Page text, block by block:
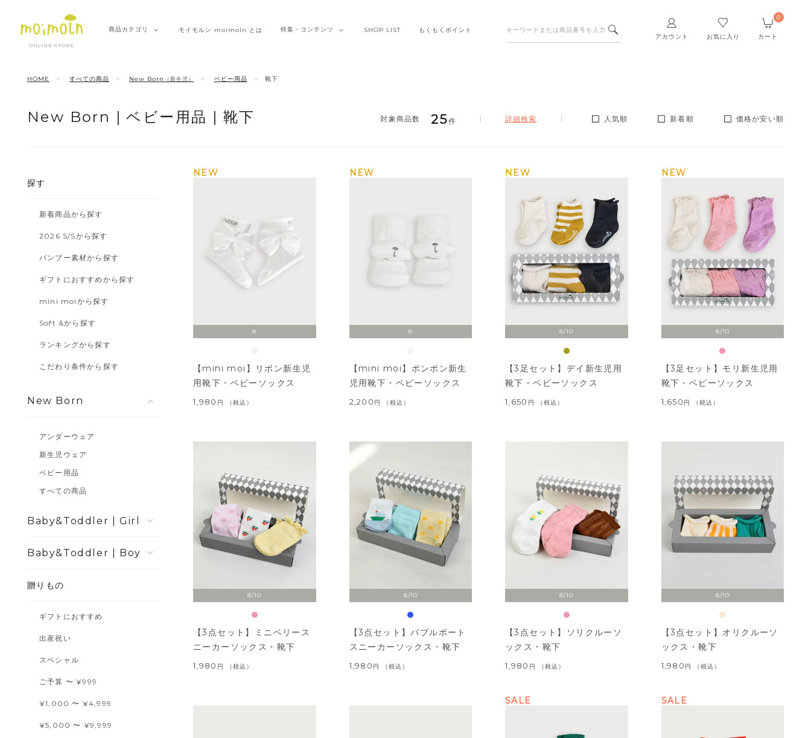
ONLINE STORE
アカウント お気に入り カート
0
商品カテゴリ モイモルン moimoln とは 特集・ コンテンツ SHOP LIST もくもくポイント
HOME すべての商品 New Born （新生児） ベビー用品 靴下
人気順 新着順 価格が安い順
25件 詳細検索
New Born |ベビー用品 | 靴下
探す
新着商品から探す
2026 S/Sから探す
バンブー素材から探す
ギフトにおすすめから探す
mini moiから探す
Soft &から探す
ランキングから探す
こだわり条件から探す
New Born
アンダーウェア
新生児ウェア
ベビー用品
すべての商品
Girl
Boy
贈りもの
ギフトにおすすめ
出産祝い
スペシャル
ご予算 〜 ¥999
¥1,000 〜 ¥4,999
¥5,000 〜 ¥9,999
8
NEW
【mini moi】リボン新生児
用靴下・ベビーソックス
1,980 税込
8
NEW
【mini moi】ポンポン新生
児用靴下・ベビーソックス
2,200 税込
8/10
NEW
【3足セット】デイ新生児用
靴下・ベビーソックス
1,650 税込
8/10
NEW
【3足セット】モリ新生児用
靴下・ベビーソックス
1,650 税込
8/10
【3点セット】ミニベリース
ニーカーソックス・靴下
1,980 税込
8/10
【3点セット】バブルボート
スニーカーソックス・靴下
1,980 税込
8/10
【3点セット】ソリクルーソ
ックス・靴下
1,980 税込
8/10
【3点セット】オリクルーソ
ックス・靴下
1,980 税込
SALE SALE